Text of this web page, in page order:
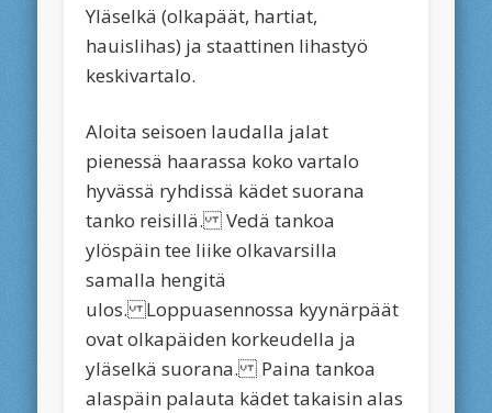
Yläselkä (olkapäät, hartiat,
hauislihas) ja staattinen lihastyö
keskivartalo.
Aloita seisoen laudalla jalat
pienessä haarassa koko vartalo
hyvässä ryhdissä kädet suorana
tanko reisillä. Vedä tankoa
ylöspäin tee liike olkavarsilla
samalla hengitä
ulos. Loppuasennossa kyynärpäät
ovat olkapäiden korkeudella ja
yläselkä suorana. Paina tankoa
alaspäin palauta kädet takaisin alas